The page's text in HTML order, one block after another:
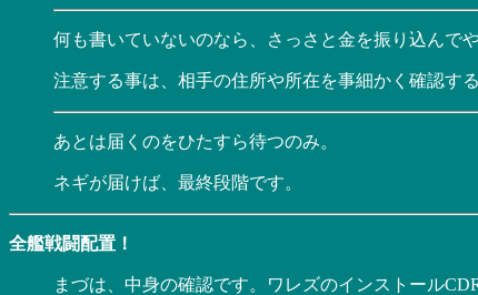
何も書いていないのなら、さっさと金を振り込んでや
注意する事は、相手の住所や所在を事細かく確認す
あとは届くのをひたすら待つのみ。
ネギが届けば、最終段階です。
全艦戦闘配置！
まづは、中身の確認です。ワレズのインストール